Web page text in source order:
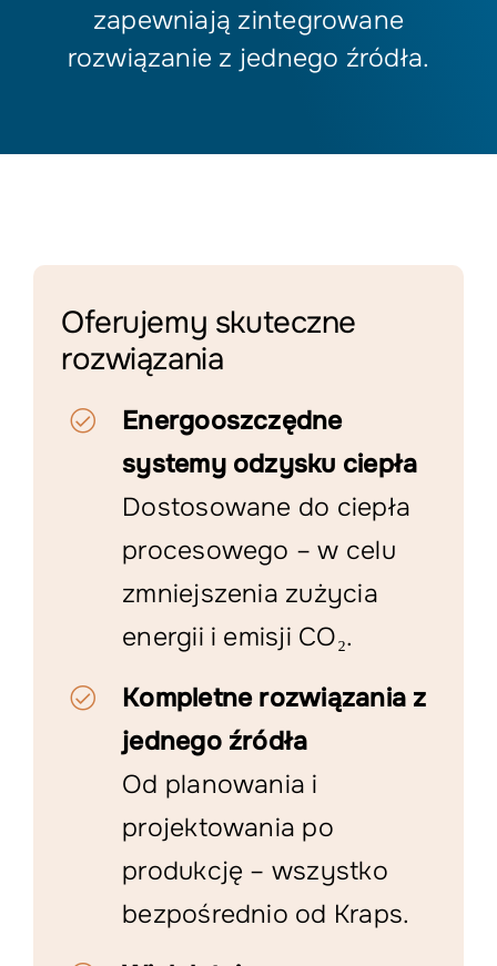
zapewniają zintegrowane
rozwiązanie z jednego źródła.
Oferujemy skuteczne
rozwiązania
Energooszczędne
systemy odzysku ciepła
Dostosowane do ciepła
procesowego – w celu
zmniejszenia zużycia
energii i emisji CO₂.
Kompletne rozwiązania z
jednego źródła
Od planowania i
projektowania po
produkcję – wszystko
bezpośrednio od Kraps.